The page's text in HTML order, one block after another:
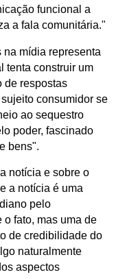
funcional a
a fala comunitária."
na mídia representa
tenta construir um
de respostas
consumidor se
ao sequestro
poder, fascinado
bens".
notícia e sobre o
a notícia é uma
pelo
o fato, mas uma de
de credibilidade do
naturalmente
aspectos